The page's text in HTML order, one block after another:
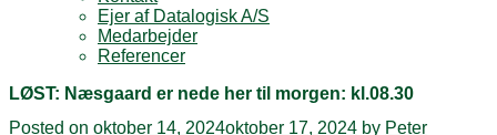
Ejer af Datalogisk A/S
Medarbejder
Referencer
LØST: Næsgaard er nede her til morgen: kl.08.30
Posted on oktober 14, 2024oktober 17, 2024 by Peter